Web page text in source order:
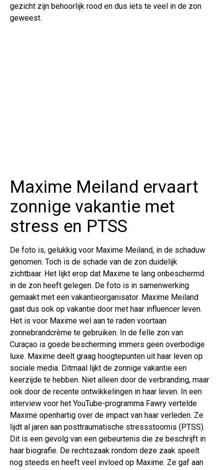
gezicht zijn behoorlijk rood en dus iets te veel in de zon
geweest.
Maxime Meiland ervaart
zonnige vakantie met
stress en PTSS
De foto is, gelukkig voor Maxime Meiland, in de schaduw
genomen. Toch is de schade van de zon duidelijk
zichtbaar. Het lijkt erop dat Maxime te lang onbeschermd
in de zon heeft gelegen. De foto is in samenwerking
gemaakt met een vakantieorganisator. Maxime Meiland
gaat dus ook op vakantie door met haar influencer leven.
Het is voor Maxime wel aan te raden voortaan
zonnebrandcrème te gebruiken. In de felle zon van
Curaçao is goede bescherming immers geen overbodige
luxe. Maxime deelt graag hoogtepunten uit haar leven op
sociale media. Ditmaal lijkt de zonnige vakantie een
keerzijde te hebben. Niet alleen door de verbranding, maar
ook door de recente ontwikkelingen in haar leven. In een
interview voor het YouTube-programma Fawry vertelde
Maxime openhartig over de impact van haar verleden. Ze
lijdt al jaren aan posttraumatische stressstoornis (PTSS).
Dit is een gevolg van een gebeurtenis die ze beschrijft in
haar biografie. De rechtszaak rondom deze zaak speelt
nog steeds en heeft veel invloed op Maxime. Ze gaf aan